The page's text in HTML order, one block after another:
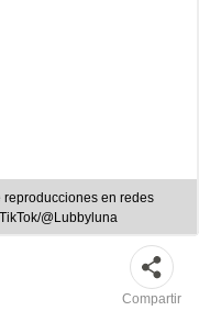
en redes
@Lubbyluna
Compartir